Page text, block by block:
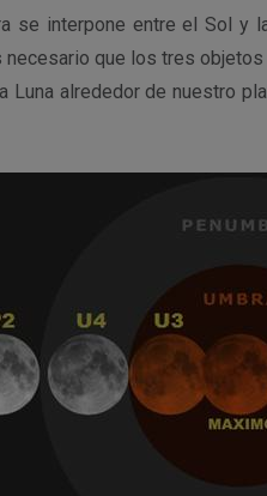
se interpone entre el Sol y
que los tres
alrededor de nuestro